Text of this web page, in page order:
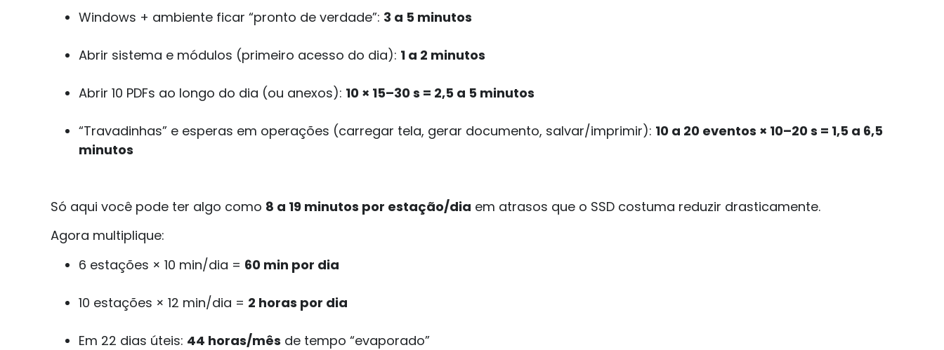
Windows + ambiente ficar “pronto de verdade”: 3 a 5 minutos
Abrir sistema e módulos (primeiro acesso do dia): 1 a 2 minutos
Abrir 10 PDFs ao longo do dia (ou anexos): 10 × 15–30 s = 2,5 a 5 minutos
“Travadinhas” e esperas em operações (carregar tela, gerar documento, salvar/imprimir): 10 a 20 eventos × 10–20 s = 1,5 a 6,5
minutos
Só aqui você pode ter algo como 8 a 19 minutos por estação/dia em atrasos que o SSD costuma reduzir drasticamente.
Agora multiplique:
6 estações × 10 min/dia = 60 min por dia
10 estações × 12 min/dia = 2 horas por dia
Em 22 dias úteis: 44 horas/mês de tempo “evaporado”